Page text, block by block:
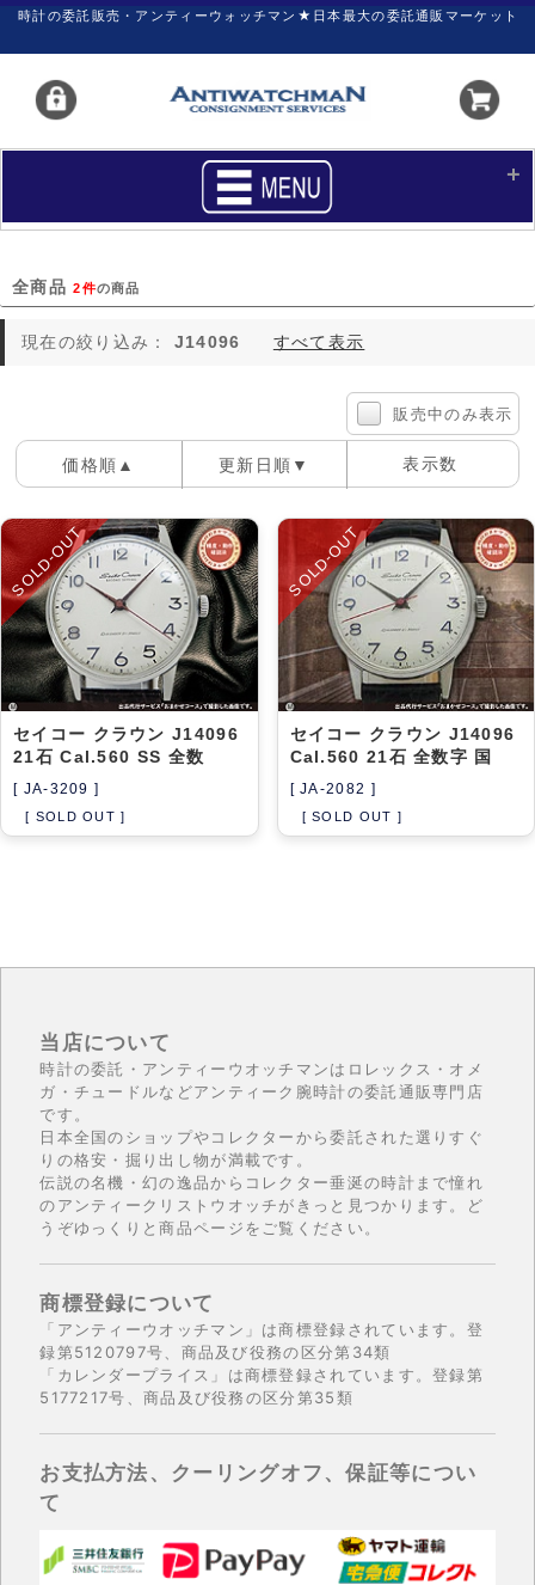
時計の委託販売・アンティーウォッチマン★日本最大の委託通販マーケット
買いたい 売りたい
サポート マイページ
価格ダウン
価格の交渉
アーカイブ ブログ・特集記事
全商品2件の商品
現在の絞り込み： J14096 すべて表示
販売中のみ表示
価格順▲ 更新日順▼ 表示数
40件
60件
100件
SOLD-OUT
セイコー クラウン J14096
21石 Cal.560 SS 全数
[ JA-3209 ]
[ SOLD OUT ]
SOLD-OUT
セイコー クラウン J14096
Cal.560 21石 全数字 国
[ JA-2082 ]
[ SOLD OUT ]
当店について
時計の委託・アンティーウオッチマンはロレックス・オメ
ガ・チュードルなどアンティーク腕時計の委託通販専門店
です。
日本全国のショップやコレクターから委託された選りすぐ
りの格安・掘り出し物が満載です。
伝説の名機・幻の逸品からコレクター垂涎の時計まで憧れ
のアンティークリストウオッチがきっと見つかります。ど
うぞゆっくりと商品ページをご覧ください。
商標登録について
「アンティーウオッチマン」は商標登録されています。登
録第5120797号、商品及び役務の区分第34類
「カレンダープライス」は商標登録されています。登録第
5177217号、商品及び役務の区分第35類
お支払方法、クーリングオフ、保証等につい
て